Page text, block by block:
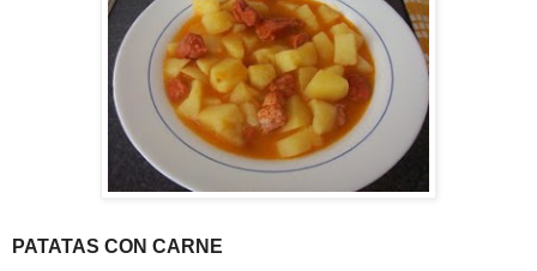
PATATAS CON CARNE